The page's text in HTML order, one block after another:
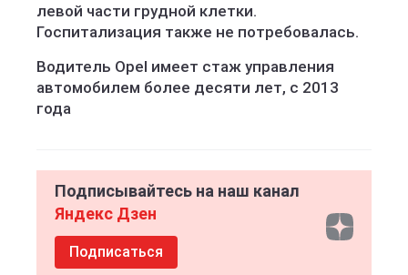
левой части грудной клетки.
Госпитализация также не потребовалась.
Водитель Opel имеет стаж управления
автомобилем более десяти лет, с 2013
года
Подписывайтесь на наш канал
Яндекс Дзен
Подписаться